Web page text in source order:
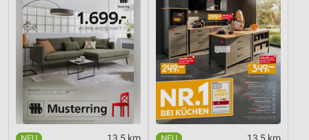
13,5 km 13,5 km